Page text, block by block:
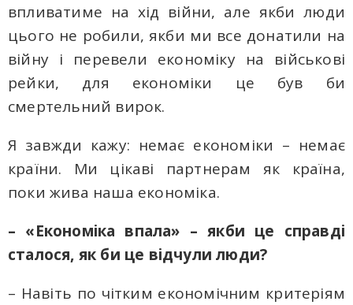
впливатиме на хід війни, але якби люди
цього не робили, якби ми все донатили на
війну і перевели економіку на військові
рейки, для економіки це був би
смертельний вирок.
Я завжди кажу: немає економіки – немає
країни. Ми цікаві партнерам як країна,
поки жива наша економіка.
– «Економіка впала» – якби це справді
сталося, як би це відчули люди?
– Навіть по чітким економічним критеріям